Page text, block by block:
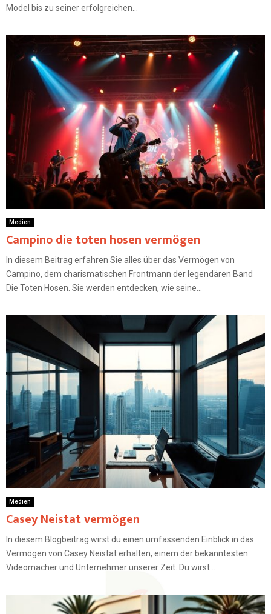
Model bis zu seiner erfolgreichen...
Medien
Campino die toten hosen vermögen
In diesem Beitrag erfahren Sie alles über das Vermögen von
Campino, dem charismatischen Frontmann der legendären Band
Die Toten Hosen. Sie werden entdecken, wie seine...
Medien
Casey Neistat vermögen
In diesem Blogbeitrag wirst du einen umfassenden Einblick in das
Vermögen von Casey Neistat erhalten, einem der bekanntesten
Videomacher und Unternehmer unserer Zeit. Du wirst...